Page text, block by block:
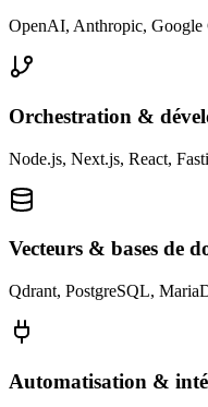
OpenAI, Anthropic, Google
Orchestration &
Node.js, Next.js, React,
Vecteurs & bases de
Qdrant, PostgreSQL,
Automatisation &